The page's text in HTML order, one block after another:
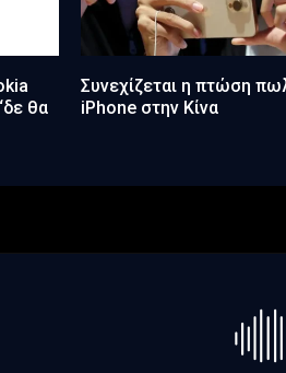
θα
Συνεχίζεται η πτώση
iPhone στην Κίνα